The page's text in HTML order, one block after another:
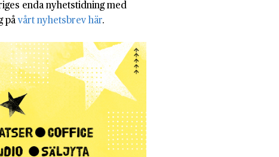
enda nyhetstidning med
påvårt nyhetsbrev här.